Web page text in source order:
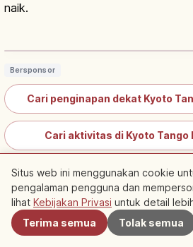
naik.
Bersponsor
Cari penginapan dekat Kyoto
Cari aktivitas di Kyoto Tango
Menuju Dataran Tinggi dengan
Amanohashidate Viewland
Di Amanohashidate Viewland, Anda
Situs web ini menggunakan cookie
pengalaman pengguna dan
lihat Kebijakan Privasi untuk detail
Terima semua
Tolak semua